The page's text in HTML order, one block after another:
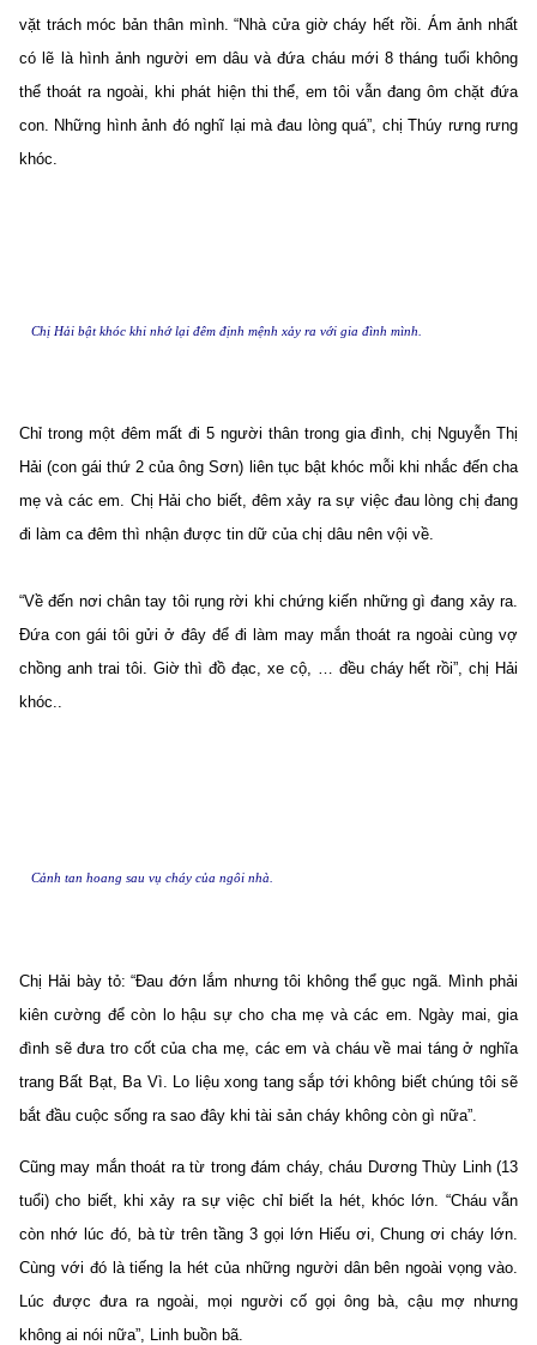
vặt trách móc bản thân mình. “Nhà cửa giờ cháy hết rồi. Ám ảnh nhất
có lẽ là hình ảnh người em dâu và đứa cháu mới 8 tháng tuổi không
thể thoát ra ngoài, khi phát hiện thi thể, em tôi vẫn đang ôm chặt đứa
con. Những hình ảnh đó nghĩ lại mà đau lòng quá”, chị Thúy rưng rưng
khóc.
Chị Hải bật khóc khi nhớ lại đêm định mệnh xảy ra với gia đình mình.
Chỉ trong một đêm mất đi 5 người thân trong gia đình, chị Nguyễn Thị
Hải (con gái thứ 2 của ông Sơn) liên tục bật khóc mỗi khi nhắc đến cha
mẹ và các em. Chị Hải cho biết, đêm xảy ra sự việc đau lòng chị đang
đi làm ca đêm thì nhận được tin dữ của chị dâu nên vội về.
“Về đến nơi chân tay tôi rụng rời khi chứng kiến những gì đang xảy ra.
Đứa con gái tôi gửi ở đây để đi làm may mắn thoát ra ngoài cùng vợ
chồng anh trai tôi. Giờ thì đồ đạc, xe cộ, … đều cháy hết rồi”, chị Hải
khóc..
Cảnh tan hoang sau vụ cháy của ngôi nhà.
Chị Hải bày tỏ: “Đau đớn lắm nhưng tôi không thể gục ngã. Mình phải
kiên cường để còn lo hậu sự cho cha mẹ và các em. Ngày mai, gia
đình sẽ đưa tro cốt của cha mẹ, các em và cháu về mai táng ở nghĩa
trang Bất Bạt, Ba Vì. Lo liệu xong tang sắp tới không biết chúng tôi sẽ
bắt đầu cuộc sống ra sao đây khi tài sản cháy không còn gì nữa”.
Cũng may mắn thoát ra từ trong đám cháy, cháu Dương Thùy Linh (13
tuổi) cho biết, khi xảy ra sự việc chỉ biết la hét, khóc lớn. “Cháu vẫn
còn nhớ lúc đó, bà từ trên tầng 3 gọi lớn Hiếu ơi, Chung ơi cháy lớn.
Cùng với đó là tiếng la hét của những người dân bên ngoài vọng vào.
Lúc được đưa ra ngoài, mọi người cố gọi ông bà, cậu mợ nhưng
không ai nói nữa”, Linh buồn bã.